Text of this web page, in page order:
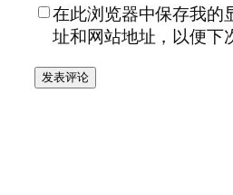
在此浏览器中保存我的
址和网站地址，以便下